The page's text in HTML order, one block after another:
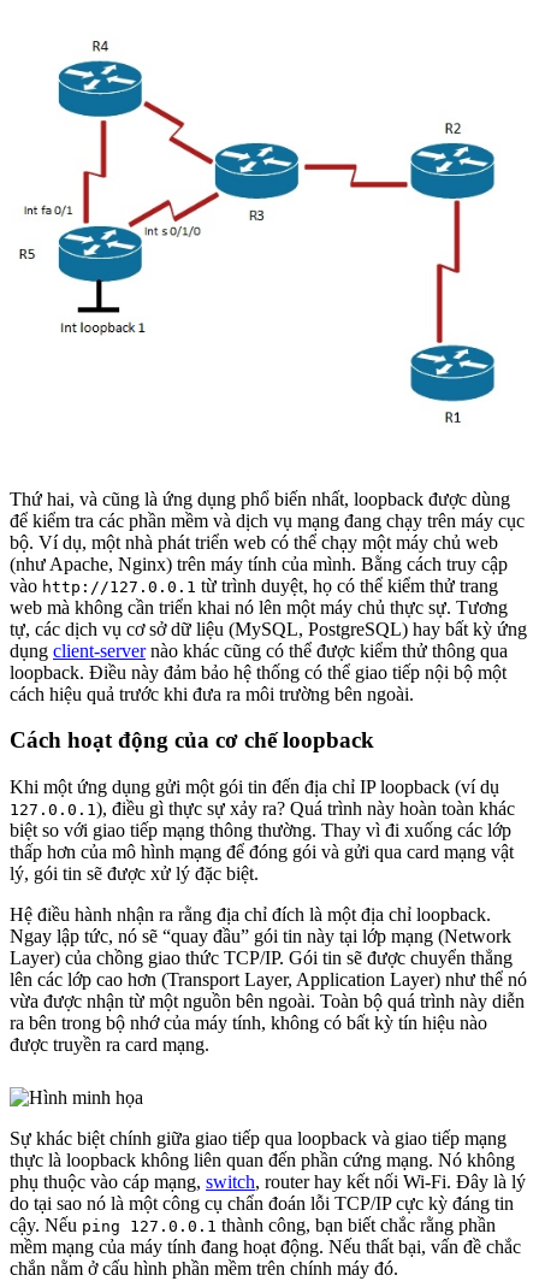
Thứ hai, và cũng là ứng dụng phổ biến nhất, loopback được dùng
để kiểm tra các phần mềm và dịch vụ mạng đang chạy trên máy cục
bộ. Ví dụ, một nhà phát triển web có thể chạy một máy chủ web
(như Apache, Nginx) trên máy tính của mình. Bằng cách truy cập
vào http://127.0.0.1 từ trình duyệt, họ có thể kiểm thử trang
web mà không cần triển khai nó lên một máy chủ thực sự. Tương
tự, các dịch vụ cơ sở dữ liệu (MySQL, PostgreSQL) hay bất kỳ ứng
dụng client-servernào khác cũng có thể được kiểm thử thông qua
loopback. Điều này đảm bảo hệ thống có thể giao tiếp nội bộ một
cách hiệu quả trước khi đưa ra môi trường bên ngoài.
Cách hoạt động của cơ chế loopback
Khi một ứng dụng gửi một gói tin đến địa chỉ IP loopback (ví dụ
127.0.0.1), điều gì thực sự xảy ra? Quá trình này hoàn toàn khác
biệt so với giao tiếp mạng thông thường. Thay vì đi xuống các lớp
thấp hơn của mô hình mạng để đóng gói và gửi qua card mạng vật
lý, gói tin sẽ được xử lý đặc biệt.
Hệ điều hành nhận ra rằng địa chỉ đích là một địa chỉ loopback.
Ngay lập tức, nó sẽ “quay đầu” gói tin này tại lớp mạng (Network
Layer) của chồng giao thức TCP/IP. Gói tin sẽ được chuyển thẳng
lên các lớp cao hơn (Transport Layer, Application Layer) như thể nó
vừa được nhận từ một nguồn bên ngoài. Toàn bộ quá trình này diễn
ra bên trong bộ nhớ của máy tính, không có bất kỳ tín hiệu nào
được truyền ra card mạng.
Sự khác biệt chính giữa giao tiếp qua loopback và giao tiếp mạng
thực là loopback không liên quan đến phần cứng mạng. Nó không
phụ thuộc vào cáp mạng, switch, router hay kết nối Wi-Fi. Đây là lý
do tại sao nó là một công cụ chẩn đoán lỗi TCP/IP cực kỳ đáng tin
cậy. Nếu ping 127.0.0.1 thành công, bạn biết chắc rằng phần
mềm mạng của máy tính đang hoạt động. Nếu thất bại, vấn đề chắc
chắn nằm ở cấu hình phần mềm trên chính máy đó.